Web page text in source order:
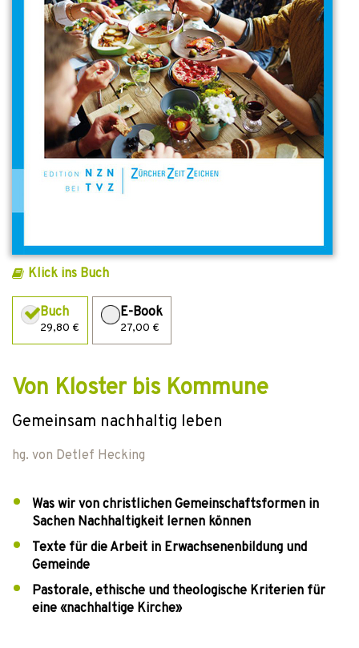
Klick ins Buch
Buch
29,80 €
E-Book
27,00 €
Von Kloster bis Kommune
Gemeinsam nachhaltig leben
hg. von Detlef Hecking
Was wir von christlichen Gemeinschaftsformen in
Sachen Nachhaltigkeit lernen können
Texte für die Arbeit in Erwachsenenbildung und
Gemeinde
Pastorale, ethische und theologische Kriterien für
eine «nachhaltige Kirche»